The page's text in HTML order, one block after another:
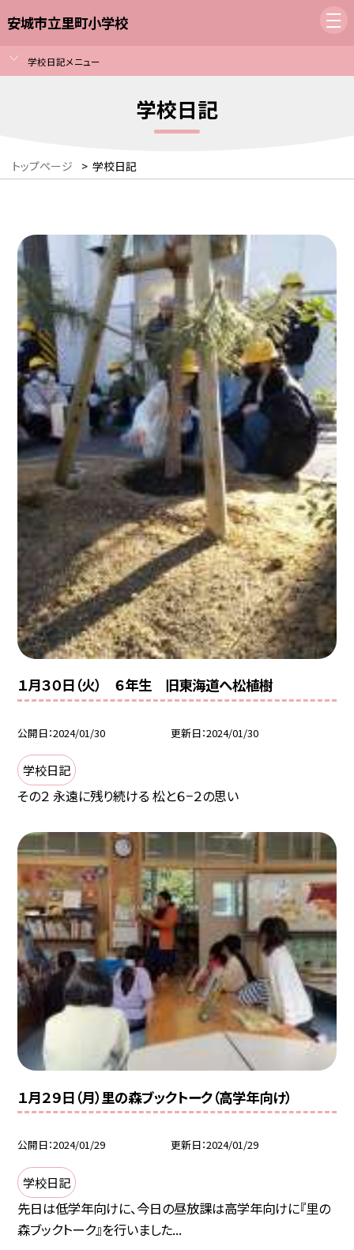
安城市立里町小学校
学校日記メニュー
学校日記
トップページ > 学校日記
１月３０日（火） ６年生 旧東海道へ松植樹
公開日 2024/01/30 更新日 2024/01/30
学校日記
その２ 永遠に残り続ける 松と６−２の思い
１月２９日（月）里の森ブックトーク（高学年向け）
公開日 2024/01/29 更新日 2024/01/29
学校日記
先日は低学年向けに、今日の昼放課は高学年向けに『里の
森ブックトーク』を行いました...